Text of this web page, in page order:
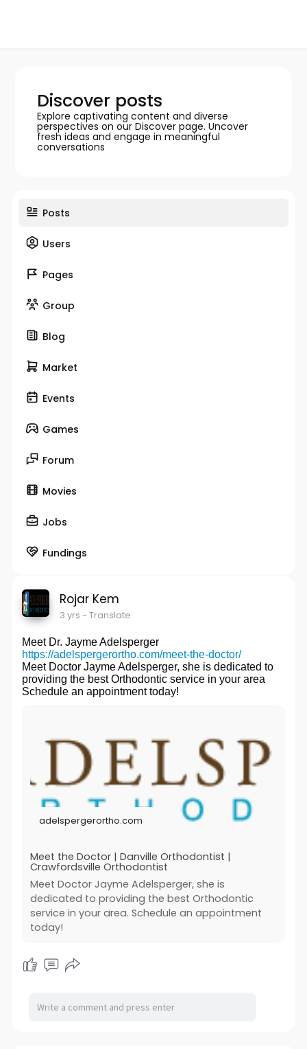
Discover posts
Explore captivating content and diverse
perspectives on our Discover page. Uncover
fresh ideas and engage in meaningful
conversations
Posts
Users
Pages
Group
Blog
Market
Events
Games
Forum
Movies
Jobs
Fundings
Rojar Kem
3 yrs - Translate
Meet Dr. Jayme Adelsperger
https://adelspergerortho.com/meet-the-doctor/
Meet Doctor Jayme Adelsperger, she is dedicated to
providing the best Orthodontic service in your area
Schedule an appointment today!
adelspergerortho.com
Meet the Doctor | Danville Orthodontist |
Crawfordsville Orthodontist
Meet Doctor Jayme Adelsperger, she is
dedicated to providing the best Orthodontic
service in your area. Schedule an appointment
today!